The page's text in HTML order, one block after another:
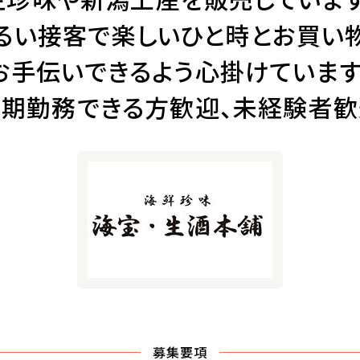
い接客で楽しいひと時とお買い
手伝いできるよう心掛けています
勤務できる方歓迎、未経験者
募集要項